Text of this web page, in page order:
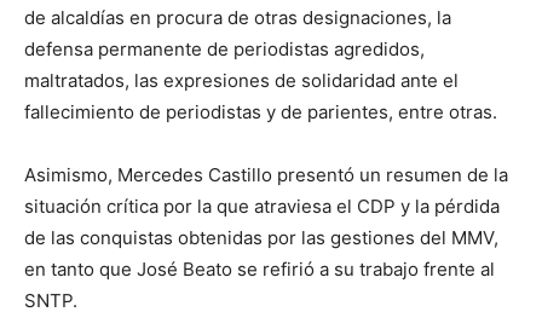
de alcaldías en procura de otras designaciones, la
defensa permanente de periodistas agredidos,
maltratados, las expresiones de solidaridad ante el
fallecimiento de periodistas y de parientes, entre otras.
Asimismo, Mercedes Castillo presentó un resumen de la
situación crítica por la que atraviesa el CDP y la pérdida
de las conquistas obtenidas por las gestiones del MMV,
en tanto que José Beato se refirió a su trabajo frente al
SNTP.